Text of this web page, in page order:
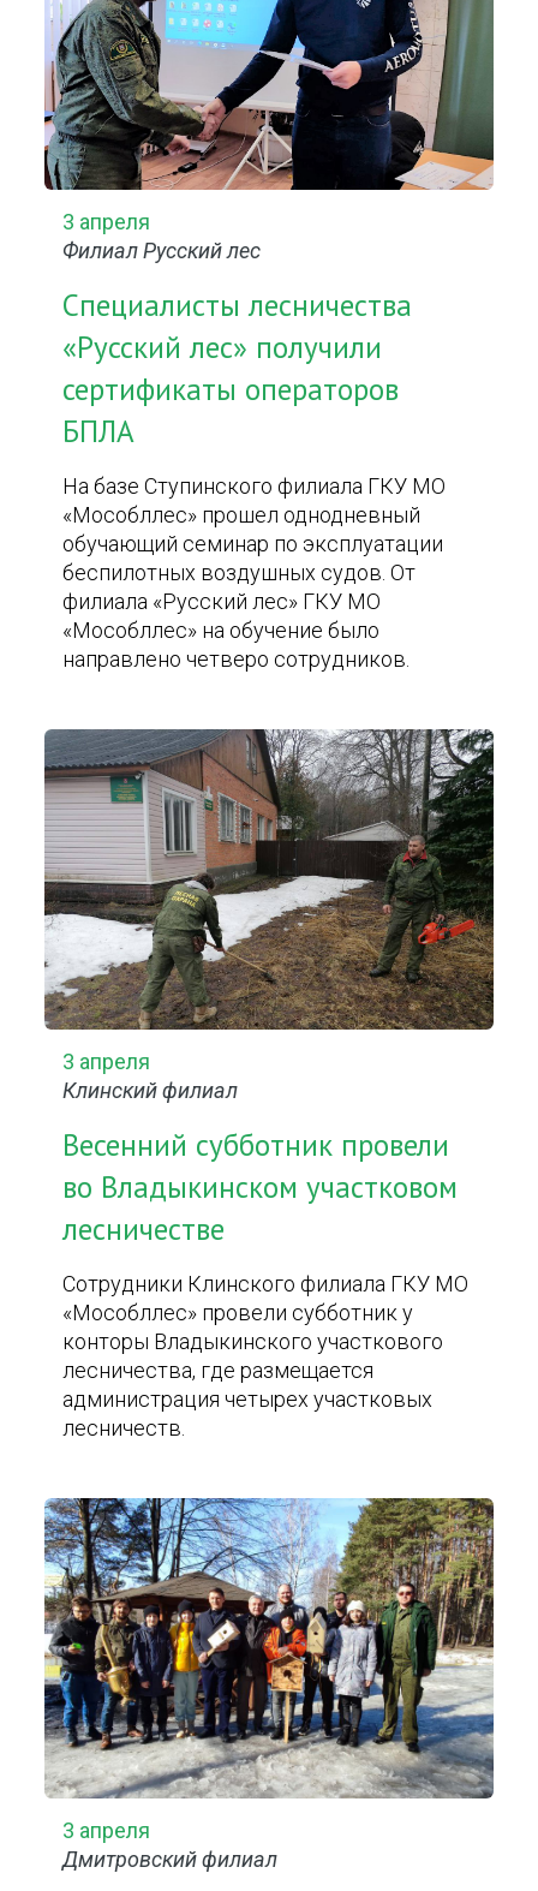
3 апреля
Филиал Русский лес
Специалисты лесничества
«Русский лес» получили
сертификаты операторов
БПЛА
На базе Ступинского филиала ГКУ МО
«Мособллес» прошел однодневный
обучающий семинар по эксплуатации
беспилотных воздушных судов. От
филиала «Русский лес» ГКУ МО
«Мособллес» на обучение было
направлено четверо сотрудников.
3 апреля
Клинский филиал
Весенний субботник провели
во Владыкинском участковом
лесничестве
Сотрудники Клинского филиала ГКУ МО
«Мособллес» провели субботник у
конторы Владыкинского участкового
лесничества, где размещается
администрация четырех участковых
лесничеств.
3 апреля
Дмитровский филиал